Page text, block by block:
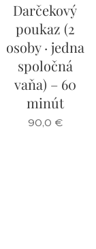
Darčekový
poukaz (2
osoby · jedna
spoločná
vaňa) – 60
minút
90,0 €